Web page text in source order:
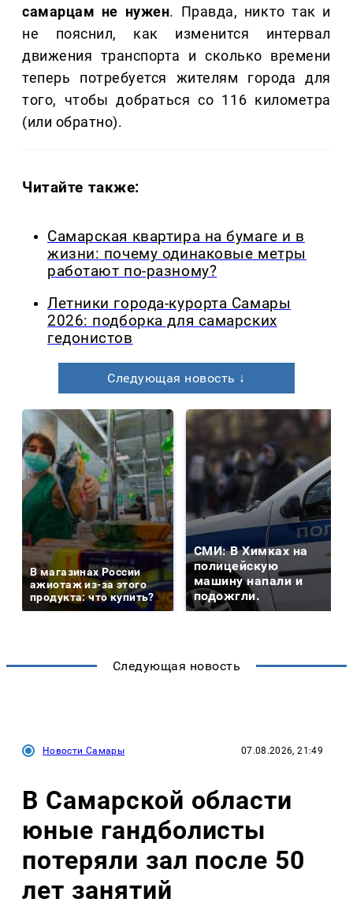
самарцам не нужен. Правда, никто так и
не пояснил, как изменится интервал
движения транспорта и сколько времени
теперь потребуется жителям города для
того, чтобы добраться со 116 километра
(или обратно).
Читайте также:
Самарская квартира на бумаге и в
жизни: почему одинаковые метры
работают по-разному?
Летники города-курорта Самары
2026: подборка для самарских
гедонистов
Следующая новость ↓
В магазинах России
ажиотаж из-за этого
продукта: что купить?
СМИ: В Химках на
полицейскую
машину напали и
подожгли.
Следующая новость
Новости Самары 07.08.2026, 21:49
В Самарской области
юные гандболисты
потеряли зал после 50
лет занятий